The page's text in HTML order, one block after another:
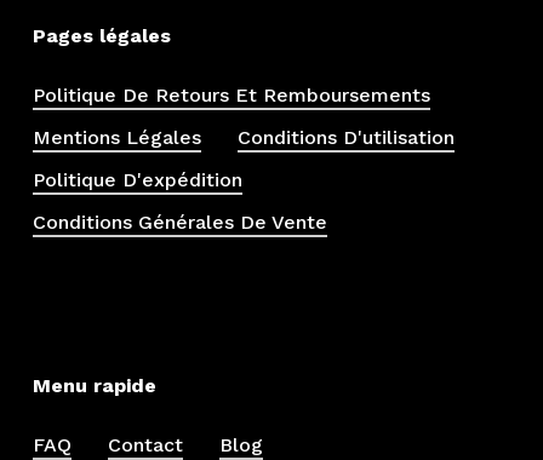
Pages légales
Politique De Retours Et Remboursements
Mentions Légales
Conditions D'utilisation
Politique D'expédition
Conditions Générales De Vente
Menu rapide
FAQ Contact Blog